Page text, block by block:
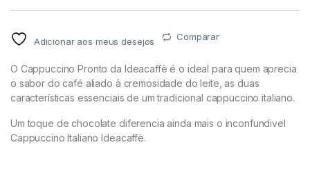
Adicionar aos meus desejos Comparar
O Cappuccino Pronto da Ideacaffè é o ideal para quem aprecia
o sabor do café aliado à cremosidade do leite, as duas
características essenciais de um tradicional cappuccino italiano.
Um toque de chocolate diferencia ainda mais o inconfundivel
Cappuccino Italiano Ideacaffè.